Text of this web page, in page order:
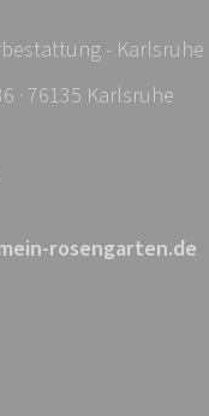
- Karlsruhe
· 76135 Karlsruhe
rosengarten.de